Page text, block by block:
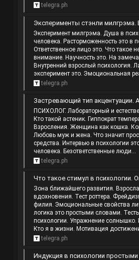
telegra.ph
Эксперименты стэнли милгрэма. В чем разница между инстинктом и рефлексом.
Эксперимент милгрэма. Душа в
человека. Расторможенность это в
Ответственное лицо это. Что такое
внимание. Научность это. На
Внутренний взрослый психология.
эксперимент это. Эмоциональная
telegra.ph
Застревающий тип акцентуации. Абсолютизм в философии. Что относится к высшим
ПСИХОЛОГ. Лабораторный и
Кто такой астеник. Гиппократ
Взросления. Женщина как кошка.
Любовь муж и жена. Что значит
средства. Интервью в психологии
человека. Безответственные люди...
telegra.ph
Что такое стимул в психологии. Определение ощущения в психологии. Шлепать по
Зона ближайшего развития.
вдохновения. Тест роттера.
филия. Эмоциональные свойства
логика это простыми словами.
психологии. Упражнение солнышко.
Кто я в жизни. Мотивация
telegra.ph
Индукция в психологии простыми словами. Подкрепление это в психологии. Низшие